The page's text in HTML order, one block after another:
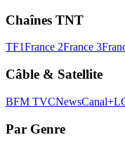
Chaînes TNT
TF1France 2France 3
Câble & Satellite
BFM TVCNewsCanal+
Par Genre